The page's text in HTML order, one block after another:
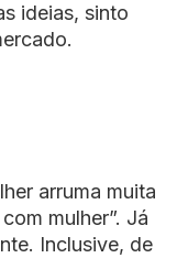
ideias, sinto
arruma muita
mulher”. Já
Inclusive, de